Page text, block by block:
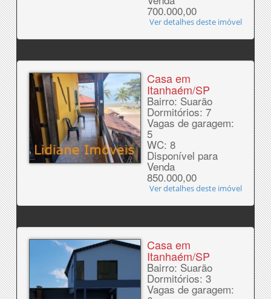
700.000,00
Ver detalhes deste imóvel
Casa em
Itanhaém/SP
Bairro: Suarão
Dormitórios: 7
Vagas de garagem:
5
WC: 8
Disponível para
Venda
850.000,00
Ver detalhes deste imóvel
Casa em
Itanhaém/SP
Bairro: Suarão
Dormitórios: 3
Vagas de garagem: